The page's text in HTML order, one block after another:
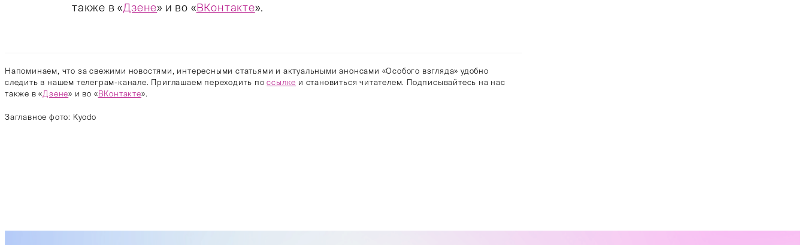
также в «Дзене» и во «ВКонтакте».
Напоминаем, что за свежими новостями, интересными статьями и актуальными анонсами «Особого взгляда» удобно
следить в нашем телеграм-канале. Приглашаем переходить поссылке и становиться читателем. Подписывайтесь на нас
также в «Дзене» и во « ВКонтакте».
Заглавное фото: Kyodo